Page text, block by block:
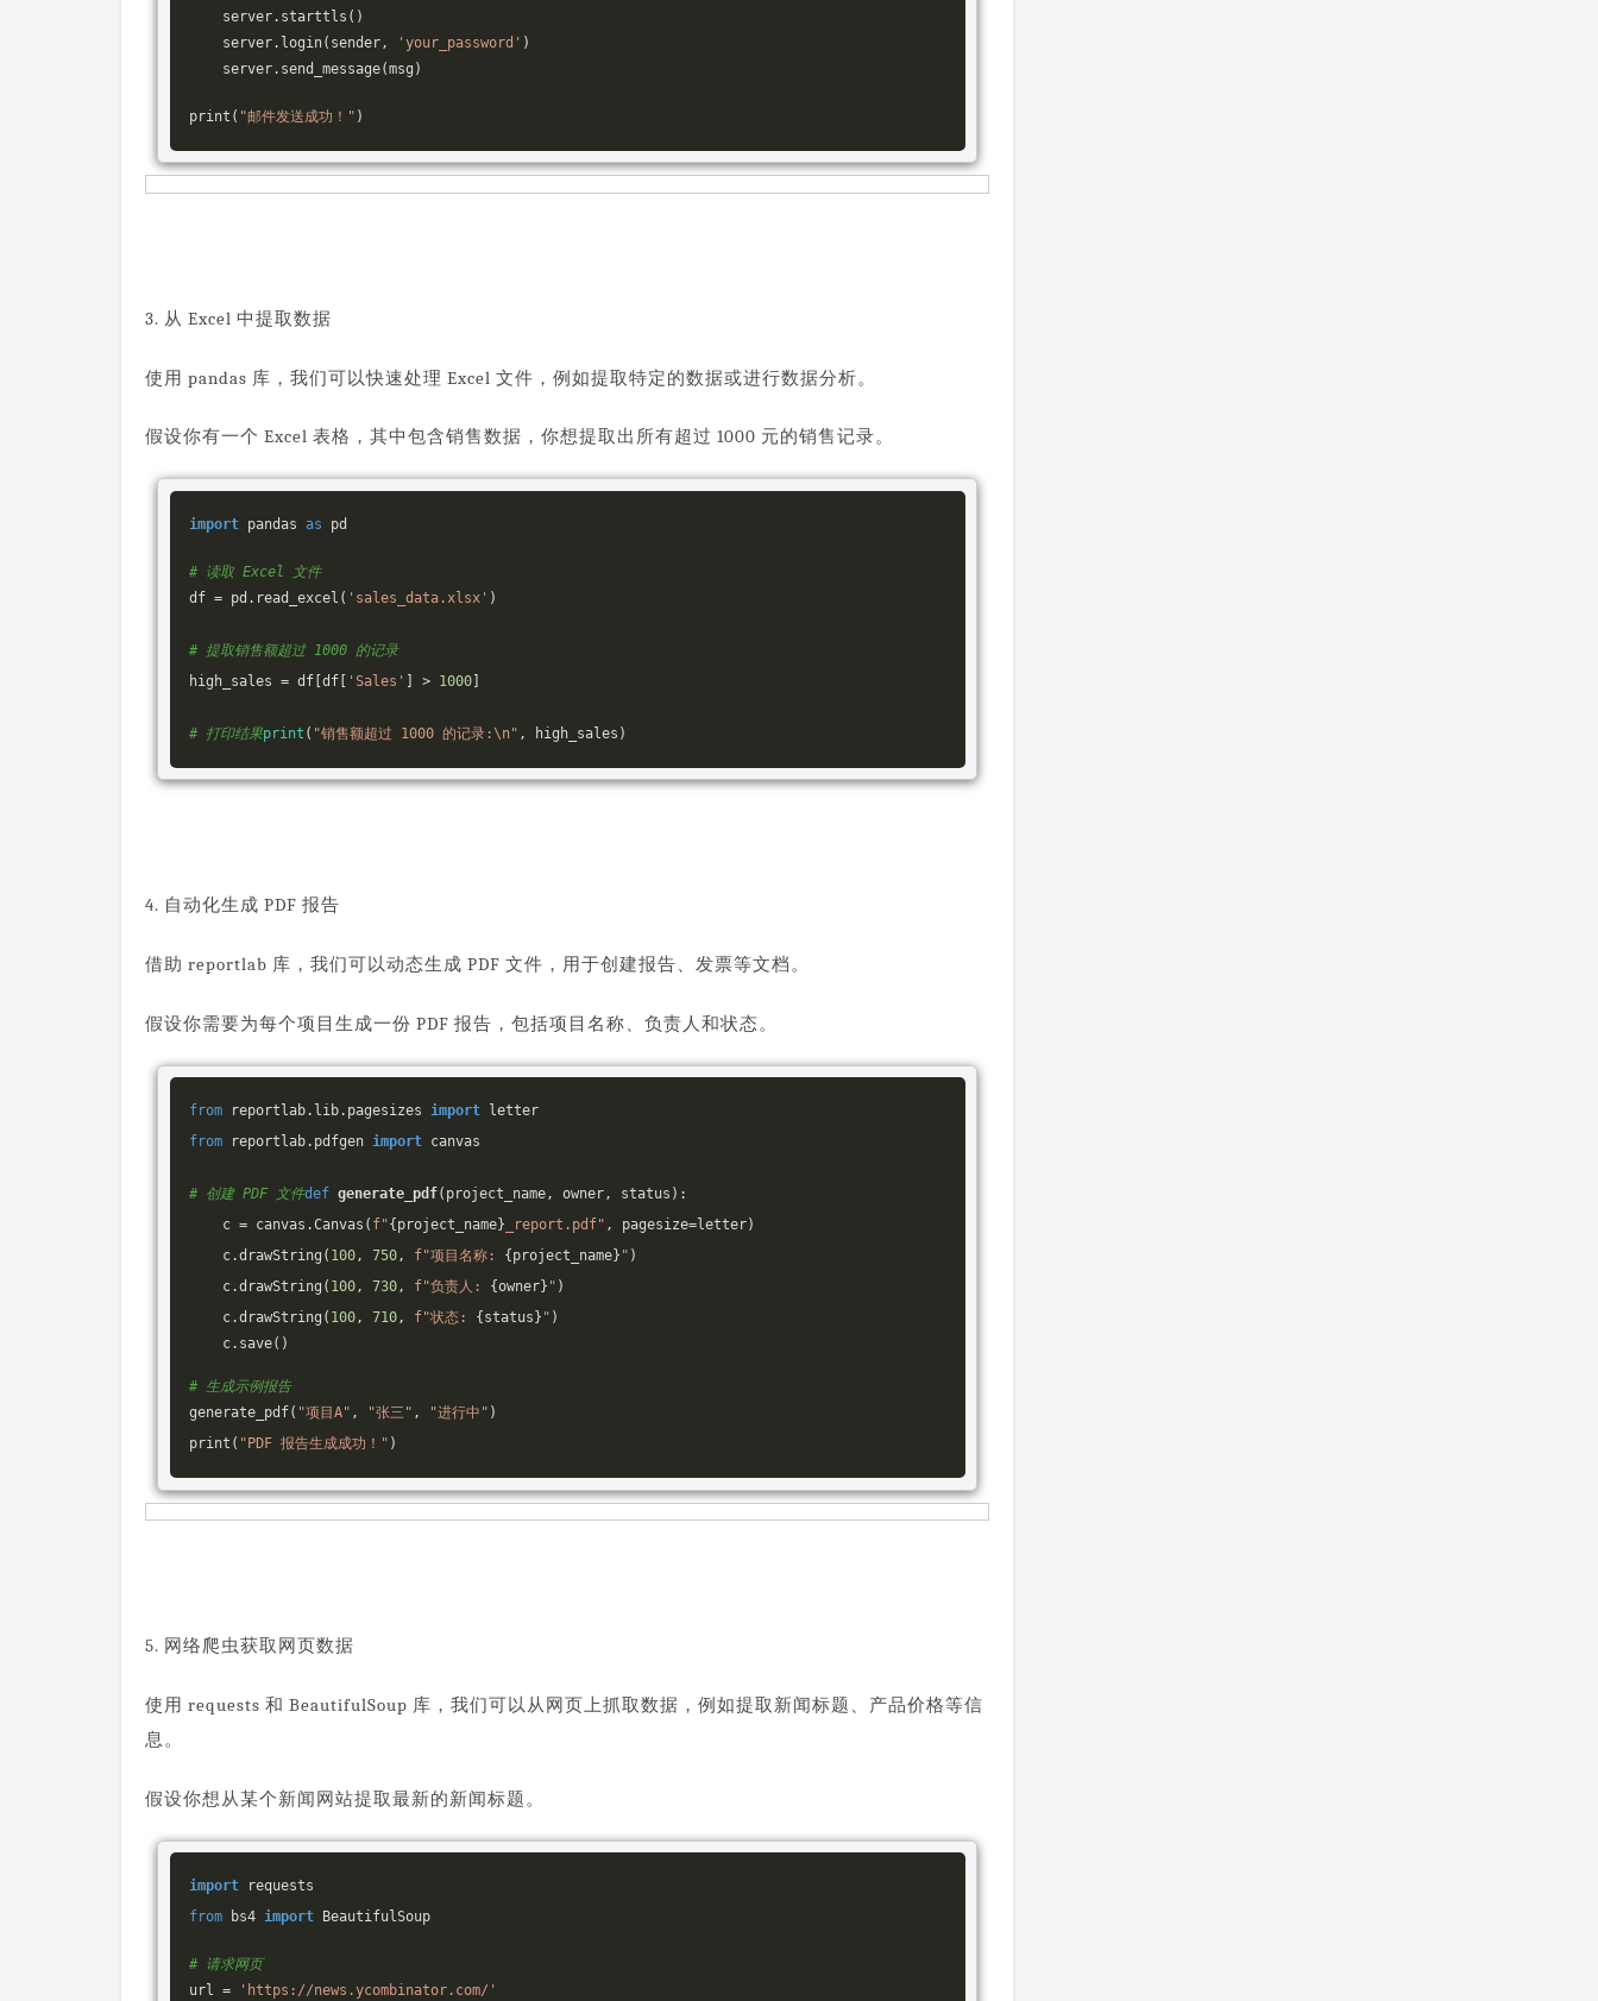
server.starttls()
server.login(sender,
'your_password' )
server.send_message(msg)
print( "邮件发送成功！" )
3. 从 Excel 中提取数据
使用 pandas 库，我们可以快速处理 Excel 文件，例如提取特定的数据或进行数据分析。
假设你有一个 Excel 表格，其中包含销售数据，你想提取出所有超过 1000 元的销售记录。
import pandas as pd
# 读取 Excel 文件
df = pd.read_excel( 'sales_data.xlsx' )
# 提取销售额超过 1000 的记录
high_sales = df[df[ 'Sales' ] > 1000]
# 打印结果print ( "销售额超过 1000 的记录:\n"
4. 自动化生成 PDF 报告
借助 reportlab 库，我们可以动态生成 PDF 文件，用于创建报告、发票等文档。
假设你需要为每个项目生成一份 PDF 报告，包括项目名称、负责人和状态。
from reportlab.lib.pagesizes import
letter
from reportlab.pdfgen import canvas
# 创建 PDF 文件def generate_pdf(project_name, owner, status) :
c = canvas.Canvas( f"{project_name} _report.pdf" , pagesize=letter)
c.drawString( 100, 750, f"项目名称: {project_name} " )
c.drawString( 100, 730, f"负责人: {owner} " )
c.drawString( 100, 710, f"状态: {status} " )
c.save()
# 生成示例报告
generate_pdf( "项目A" , "张三" , "进行中" )
print( "PDF 报告生成成功！" )
5. 网络爬虫获取网页数据
使用 requests 和 BeautifulSoup 库，我们可以从网页上抓取数据，例如提取新闻标题、产品价格等信
息。
假设你想从某个新闻网站提取最新的新闻标题。
import
from bs4 import BeautifulSoup
# 请求网页
url =
'https://news.ycombinator.com/'